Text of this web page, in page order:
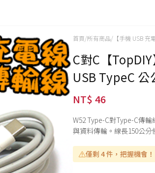
首頁/所有商品/ 【手機 USB 充
C對C【
USB TypeC
NT$ 46
W52 Type-C對Type-C傳
與資料傳輸。線長150公
僅剩 4 件，把握機會！